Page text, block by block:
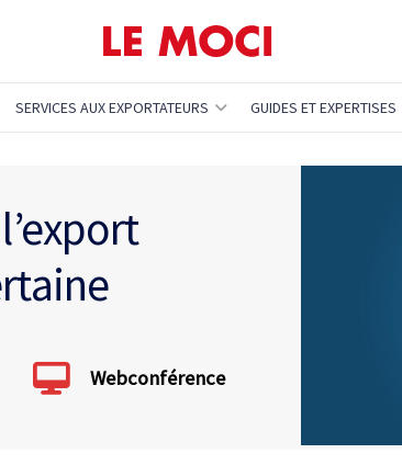
SERVICES AUX EXPORTATEURS GUIDES ET EXPERTISES
Webconférence